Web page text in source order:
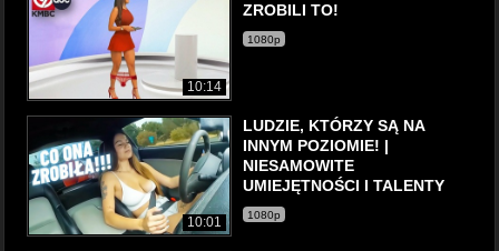
10:14
ZROBILI TO!
1080p
10:01
LUDZIE, KTÓRZY SĄ NA
INNYM POZIOMIE! |
NIESAMOWITE
UMIEJĘTNOŚCI I TALENTY
1080p